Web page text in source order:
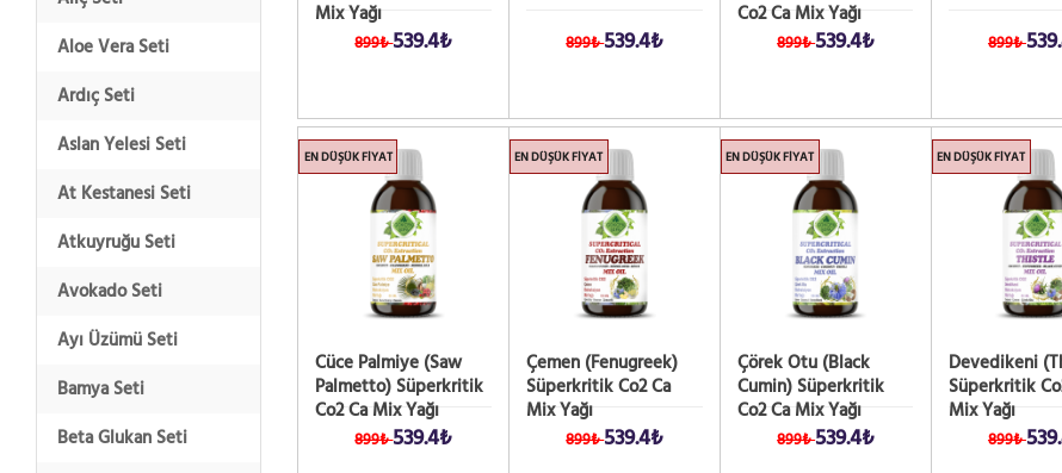
Aloe Vera Seti
Ardıç Seti
Aslan Yelesi Seti
At Kestanesi Seti
Atkuyruğu Seti
Avokado Seti
Ayı Üzümü Seti
Bamya Seti
Beta Glukan Seti
Mix Yağı
899₺539.4₺ 899₺539.4₺
Co2 Ca Mix Yağı
899₺539.4₺ 899₺
EN DÜŞÜK FIYAT
Cüce Palmiye (Saw
Palmetto) Süperkritik
Co2 Ca Mix Yağı
899₺539.4₺
EN DÜŞÜK FIYAT
Çemen (Fenugreek)
Süperkritik Co2 Ca
Mix Yağı
899₺539.4₺
EN DÜŞÜK FIYAT
Çörek Otu (Black
Cumin) Süperkritik
Co2 Ca Mix Yağı
899₺539.4₺
EN DÜŞÜK FIYAT
Devedikeni
Süperkritik
Mix Yağı
899₺